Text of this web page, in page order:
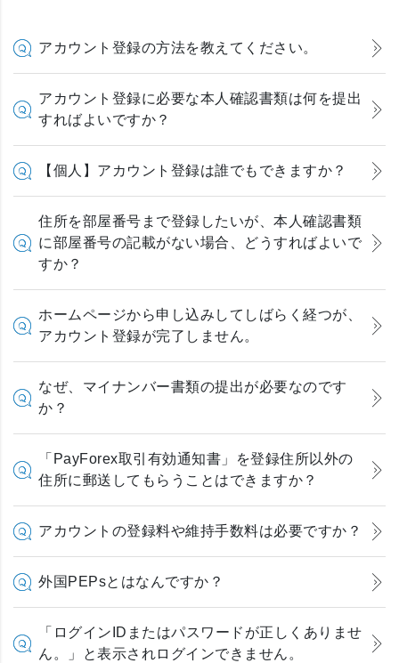
アカウント登録の方法を教えてください。
アカウント登録に必要な本人確認書類は何を提出
すればよいですか？
【個人】アカウント登録は誰でもできますか？
住所を部屋番号まで登録したいが、本人確認書類
に部屋番号の記載がない場合、どうすればよいで
すか？
ホームページから申し込みしてしばらく経つが、
アカウント登録が完了しません。
なぜ、マイナンバー書類の提出が必要なのです
か？
「PayForex取引有効通知書」を登録住所以外の
住所に郵送してもらうことはできますか？
アカウントの登録料や維持手数料は必要ですか？
外国PEPsとはなんですか？
「ログインIDまたはパスワードが正しくありませ
ん。」と表示されログインできません。